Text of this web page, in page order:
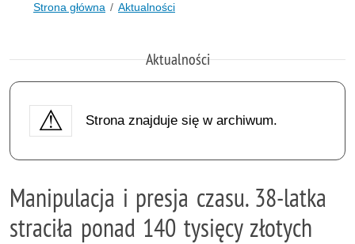
Strona główna Aktualności
Aktualności
Strona znajduje się w archiwum.
Manipulacja i presja czasu. 38-latka
straciła ponad 140 tysięcy złotych